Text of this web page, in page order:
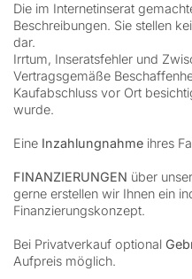
Die im Internetinserat
Beschreibungen. Sie stellen
dar.
Irrtum, Inseratsfehler und
Vertragsgemäße
Kaufabschluss vor Ort
wurde.
Eine Inzahlungnahme ihres
FINANZIERUNGEN über
gerne erstellen wir Ihnen ein
Finanzierungskonzept.
Bei Privatverkauf optional
Aufpreis möglich.